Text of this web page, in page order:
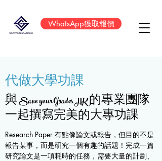
WhatsApp獲取報價
​代做大學功課
與 Save your Grades HK 的專業團隊
一起撰寫完美的大專功課
Research Paper 有點像論文或報告，但目的不是
報告某事，而是研究一個有趣的話題！完成一篇
研究論文是一項耗時的任務，需要大量的計劃、